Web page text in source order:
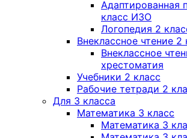
Адаптированная
класс ИЗО
Логопедия 2
Внеклассное чтение 2
Внеклассное
хрестоматия
Учебники 2 класс
Рабочие тетради 2
Для 3 класса
Математика 3 класс
Математика 3